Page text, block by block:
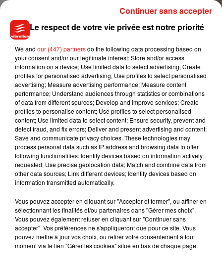
Musique
Le respect de votre vie privée est notre priorité
We and our (447) partnersdo the following data processing based on
your consent and/or our legitimate interest: Store and/or access
information on a device; Use limited data to select advertising; Create
profiles for personalised advertising; Use profiles to select personalised
advertising; Measure advertising performance; Measure content
performance; Understand audiences through statistics or combinations
of data from different sources; Develop and improve services; Create
profiles to personalise content; Use profiles to select personalised
content; Use limited data to select content; Ensure security, prevent and
detect fraud, and fix errors; Deliver and present advertising and content;
Save and communicate privacy choices. These technologies may
process personal data such as IP address and browsing data to offer
following functionalities: Identify devices based on information actively
requested; Use precise geolocation data; Match and combine data from
other data sources; Link different devices; Identify devices based on
information transmitted automatically.
Vous pouvez accepter en cliquant sur "Accepter et fermer", ou affiner en
sélectionnant les finalités et/ou partenaires dans "Gérer mes choix".
Vous pouvez également refuser en cliquant sur "Continuer sans
accepter". Vos préférences ne s'appliqueront que pour ce site. Vous
pouvez mettre à jour vos choix, ou retirer votre consentement à tout
moment via le lien "Gérer les cookies" situé en bas de chaque page.
Continuer sans accepter